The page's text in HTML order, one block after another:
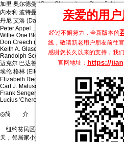
亲爱的用户
经过不懈努力，全新版本的
线，敬请新老用户朋友前往
感谢您长久以来的支持，我
官网地址： https://
加里 奥尔德曼 (Gary Oldman) ...... Stansfield
内泰利 波特曼 (Natalie Portman) ...... Mathilie
丹尼 艾洛 (Danny Aiello) ...... Tony
Peter Appel ...... Malky
Willie One Blood ...... 1st Stansfield man
Don Creech (I) ...... 2nd Stansfield man
Keith A. Glascoe ...... 3rd Stansfield man
Randolph Scott (II) ...... 4th Stansfield man
迈克尔 巴达鲁库 (Michael Badalucco) ......
埃伦 格林 (Ellen Greene) ...... Mathilda's Mother
Elizabeth Regen ...... Mathilda's Sister
Carl J. Matusovich ...... Mathilda's Brother
Frank Senger ...... Fatman
Lucius 'Cherokee' Wyatt
◎简 介
纽约贫民区住着一个意大利人，名叫里昂（
天，邻居家小姑娘马蒂尔达敲开他的房门，要